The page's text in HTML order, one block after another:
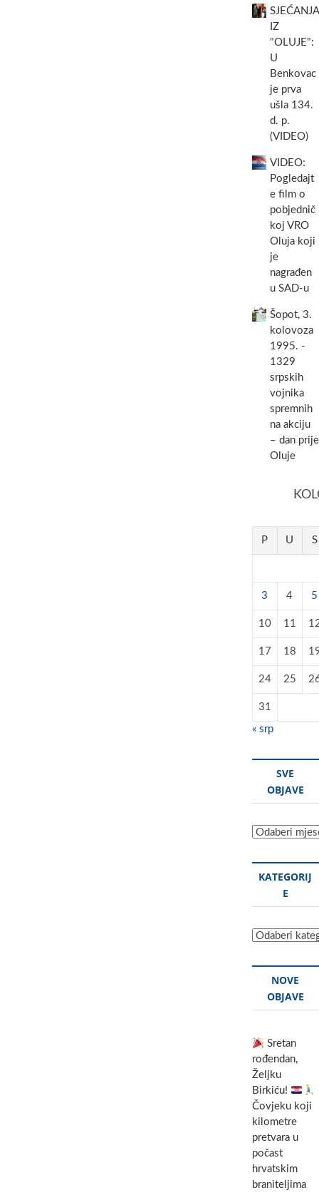
SJEĆANJA
IZ
"OLUJE":
U
Benkovac
je prva
ušla 134.
d. p.
(VIDEO)
VIDEO:
Pogledajt
e film o
pobjednič
koj VRO
Oluja koji
je
nagrađen
u SAD-u
Šopot, 3.
kolovoza
1995. -
1329
srpskih
vojnika
spremnih
na akciju
– dan prije
Oluje
P U S
3 4 5
10 11
17 18
24 25
31
« srp
SVE
OBJAVE
Sve
KATEGORIJ
E
Kategorije
NOVE
OBJAVE
Sretan
rođendan,
Željku
Birkiću!
Čovjeku koji
kilometre
pretvara u
počast
hrvatskim
braniteljima